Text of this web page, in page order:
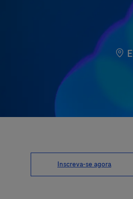
Inscreva-se agora